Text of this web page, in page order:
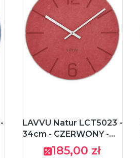
LAVVU Natur LCT5023 -
34cm - CZERWONY -
Zegar ścienny
Cena promocyjna
185,00 zł